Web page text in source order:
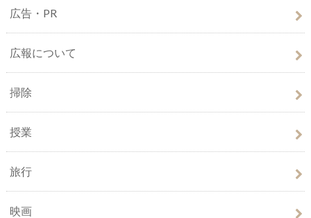
広告・PR
広報について
掃除
授業
旅行
映画